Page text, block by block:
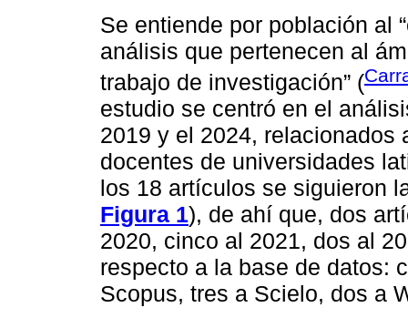
Se entiende por población al
análisis que pertenecen al
trabajo de investigación” (
estudio se centró en el
2019 y el 2024, relacionados
docentes de universidades
los 18 artículos se siguieron
Figura 1), de ahí que, dos
2020, cinco al 2021, dos al
respecto a la base de datos:
Scopus, tres a Scielo, dos a